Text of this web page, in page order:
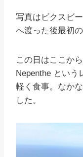
写真はビクスビ
へ渡った後最初
この日はここか
Nepenthe という
軽く食事。なか
した。